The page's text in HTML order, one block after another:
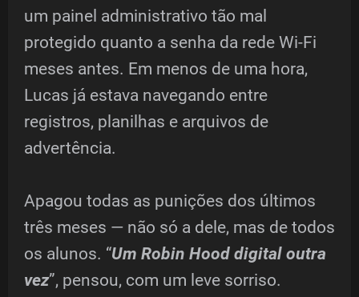
um painel administrativo tão mal
protegido quanto a senha da rede Wi-Fi
meses antes. Em menos de uma hora,
Lucas já estava navegando entre
registros, planilhas e arquivos de
advertência.
Apagou todas as punições dos últimos
três meses — não só a dele, mas de todos
os alunos. “Um Robin Hood digital outra
vez”, pensou, com um leve sorriso.